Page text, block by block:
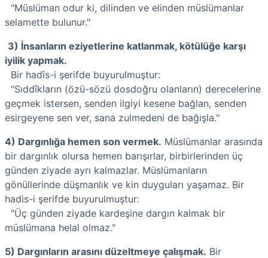
"Müslüman odur ki, dilinden ve elinden müslümanlar
selamette bulunur."
3) İnsanların eziyetlerine katlanmak, kötülüğe karşı
iyilik yapmak.
Bir hadîs-i şerifde buyurulmuştur:
"Sıddîkların (özü-sözü dosdoğru olanların) derecelerine
geçmek istersen, senden ilgiyi kesene bağlan, senden
esirgeyene sen ver, sana zulmedeni de bağışla."
4) Dargınlığa hemen son vermek. Müslümanlar arasında
bir dargınlık olursa hemen barışırlar, birbirlerinden üç
günden ziyade ayrı kalmazlar. Müslümanların
gönüllerinde düşmanlık ve kin duyguları yaşamaz. Bir
hadis-i şerifde buyurulmuştur:
"Üç günden ziyade kardeşine dargın kalmak bir
müslümana helal olmaz."
5) Dargınların arasını düzeltmeye çalışmak. Bir